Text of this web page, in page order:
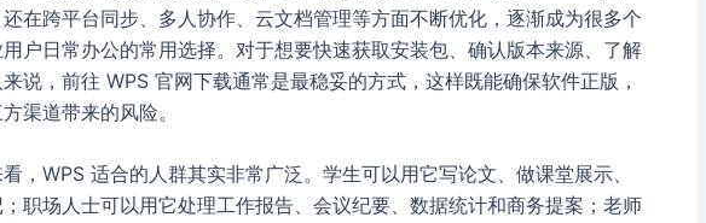
还在跨平台同步、多人协作、云文档管理等方面不断优化，逐渐成为很多个
用户日常办公的常用选择。对于想要快速获取安装包、确认版本来源、了解
说，前往 WPS 官网下载通常是最稳妥的方式，这样既能确保软件正版，
渠道带来的风险。
，WPS 适合的人群其实非常广泛。学生可以用它写论文、做课堂展示、
职场人士可以用它处理工作报告、会议纪要、数据统计和商务提案；老师